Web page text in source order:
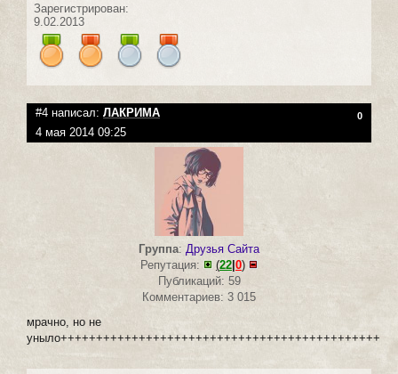
Зарегистрирован:
9.02.2013
#4 написал: ЛАКРИМА 0
4 мая 2014 09:25
Группа: Друзья Сайта
Репутация:
(22 0)
Публикаций: 59
Комментариев: 3 015
мрачно, но не
уныло+++++++++++++++++++++++++++++++++++++++++++++